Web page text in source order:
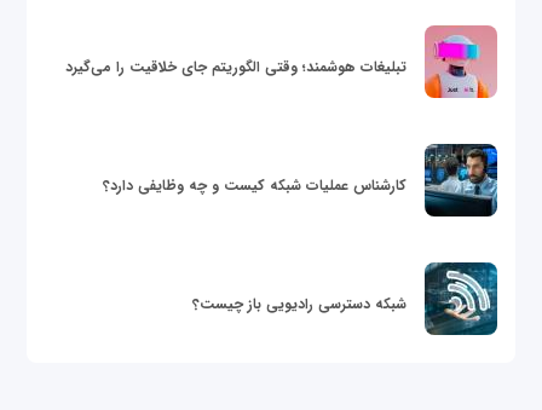
تبلیغات هوشمند؛ وقتی الگوریتم جای خلاقیت را می‌گیرد
کارشناس عملیات شبکه کیست و چه وظایفی دارد؟
شبکه دسترسی رادیویی باز چیست؟